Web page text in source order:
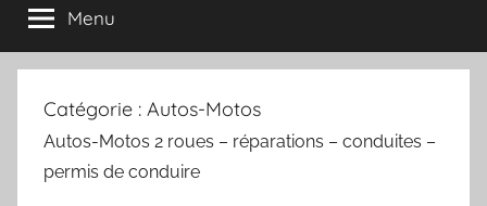
Menu
Catégorie : Autos-Motos
Autos-Motos 2 roues – réparations – conduites –
permis de conduire